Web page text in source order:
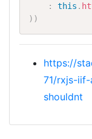
:
this .
) )
https://
71/rxjs-
shouldnt